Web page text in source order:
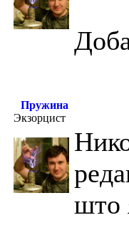
Пружина
Экзорцист
што